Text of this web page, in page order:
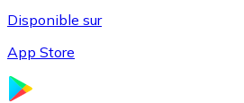
Disponible sur
App Store